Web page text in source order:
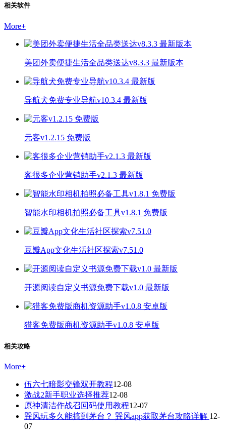
相关软件
More+
美团外卖便捷生活全品类送达v8.3.3 最新版本
导航犬免费专业导航v10.3.4 最新版
元客v1.2.15 免费版
客很多企业营销助手v2.1.3 最新版
智能水印相机拍照必备工具v1.8.1 免费版
豆瓣App文化生活社区探索v7.51.0
开源阅读自定义书源免费下载v1.0 最新版
猎客免费版商机资源助手v1.0.8 安卓版
相关攻略
More+
伍六七暗影交锋双开教程12-08
激战2新手职业选择推荐12-08
原神清洁作战召回码使用教程12-07
巽风玩多久能搞到茅台？ 巽风app获取茅台攻略详解 12-
07